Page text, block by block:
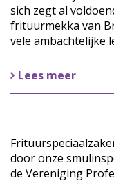
sich zegt al
frituurmekka van
vele ambachtelijke
Lees meer
door onze
de Vereniging